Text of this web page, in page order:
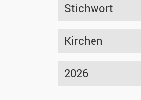
Stichwort
Kirchen
2026